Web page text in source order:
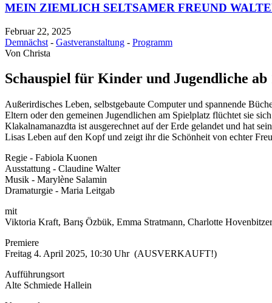
MEIN ZIEMLICH SELTSAMER FREUND
Februar 22, 2025
Demnächst - Gastveranstaltung - Programm
Von Christa
Schauspiel für Kinder und Jugendliche ab
Außerirdisches Leben, selbstgebaute Computer und spannende
Eltern oder den gemeinen Jugendlichen am Spielplatz flüchtet sie
Klakalnamanazdta ist ausgerechnet auf der Erde gelandet und hat
Lisas Leben auf den Kopf und zeigt ihr die Schönheit von echter
Regie - Fabiola Kuonen
Ausstattung - Claudine Walter
Musik - Marylène Salamin
Dramaturgie - Maria Leitgab
mit
Viktoria Kraft, Barış Özbük, Emma Stratmann, Charlotte Hovenbitzer
Premiere
Freitag 4. April 2025, 10:30 Uhr (AUSVERKAUFT!)
Aufführungsort
Alte Schmiede Hallein